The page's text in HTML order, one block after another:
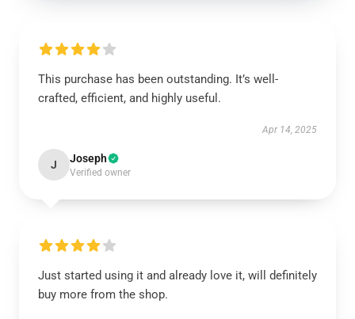
This purchase has been outstanding. It’s well-
crafted, efficient, and highly useful.
Apr 14, 2025
J Joseph
Verified owner
Just started using it and already love it, will definitely
buy more from the shop.